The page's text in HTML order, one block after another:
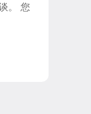
。 您